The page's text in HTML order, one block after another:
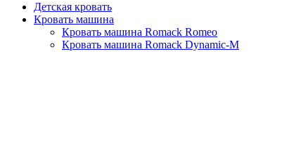
Детская кровать
Кровать машина
Кровать машина Romack Romeo
Кровать машина Romack Dynamic-M